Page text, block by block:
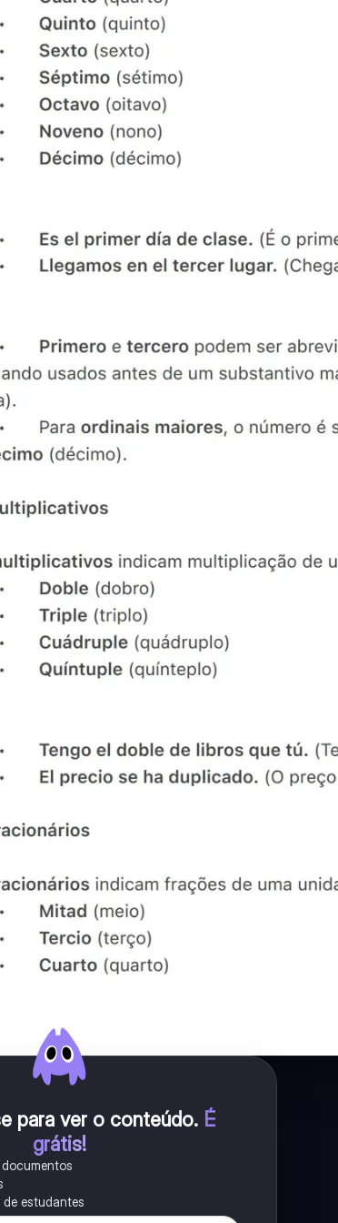
para ver o conteúdo. É
grátis!
estudantes